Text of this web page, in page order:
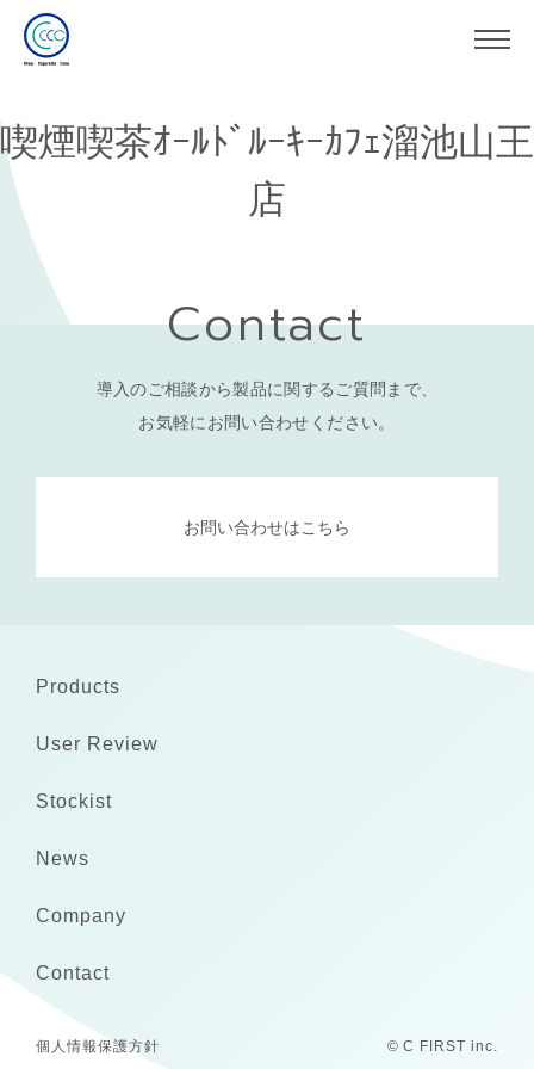
喫煙喫茶ｵｰﾙﾄﾞﾙｰｷｰｶﾌｪ溜池山王
店
Contact
導入のご相談から製品に関するご質問まで、
お気軽にお問い合わせください。
お問い合わせはこちら
Products
User Review
Stockist
News
Company
Contact
個人情報保護方針 © C FIRST inc.